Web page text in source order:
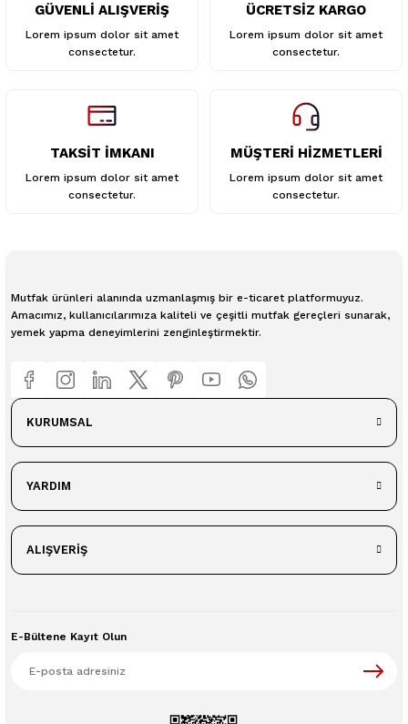
GÜVENLİ ALIŞVERİŞ
Lorem ipsum dolor sit amet
consectetur.
ÜCRETSİZ KARGO
Lorem ipsum dolor sit amet
consectetur.
TAKSİT İMKANI
Lorem ipsum dolor sit amet
consectetur.
MÜŞTERİ HİZMETLERİ
Lorem ipsum dolor sit amet
consectetur.
Mutfak ürünleri alanında uzmanlaşmış bir e-ticaret platformuyuz.
Amacımız, kullanıcılarımıza kaliteli ve çeşitli mutfak gereçleri sunarak,
yemek yapma deneyimlerini zenginleştirmektir.
KURUMSAL
YARDIM
ALIŞVERİŞ
E-Bültene Kayıt Olun